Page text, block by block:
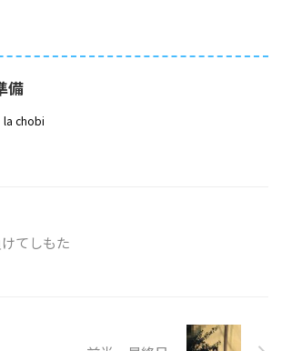
備
la chobi
てしもた